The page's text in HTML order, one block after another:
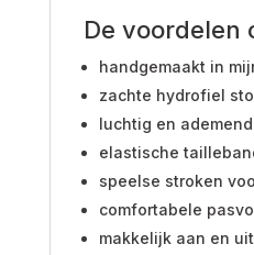
De voordelen
handgemaakt in
zachte hydrofiel
luchtig en
elastische
speelse stroken
comfortabele
makkelijk aan en